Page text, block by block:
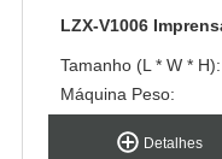
LZX-V1006
Tamanho (L * W * H):
Máquina Peso:
Detalhes